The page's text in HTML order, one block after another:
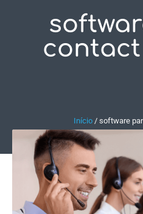
Início / software